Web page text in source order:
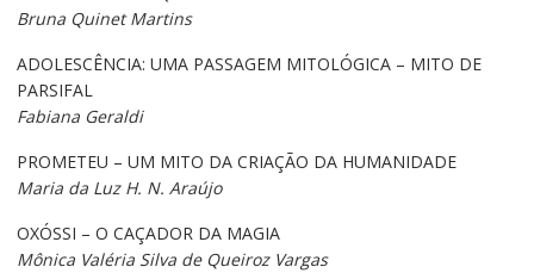
Bruna Quinet Martins
ADOLESCÊNCIA: UMA PASSAGEM MITOLÓGICA – MITO DE
PARSIFAL
Fabiana Geraldi
PROMETEU – UM MITO DA CRIAÇÃO DA HUMANIDADE
Maria da Luz H. N. Araújo
OXÓSSI – O CAÇADOR DA MAGIA
Mônica Valéria Silva de Queiroz Vargas